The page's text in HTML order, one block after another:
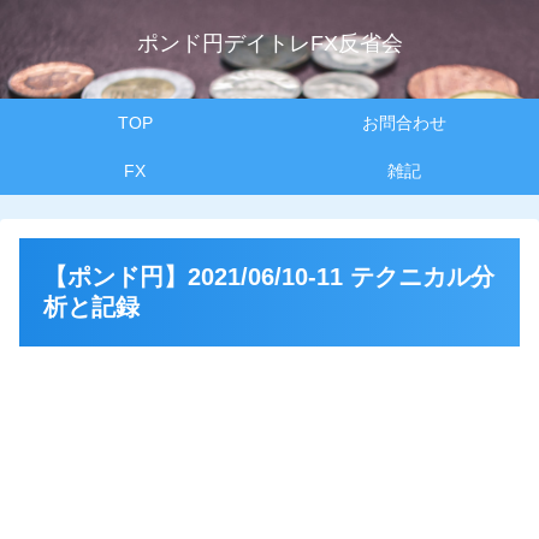
ポンド円デイトレFX反省会
TOP お問合わせ
FX 雑記
【ポンド円】2021/06/10-11 テクニカル分
析と記録